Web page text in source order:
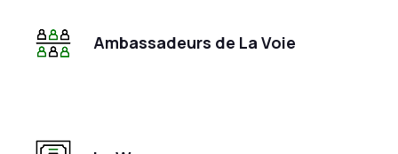
Ambassadeurs de La Voie